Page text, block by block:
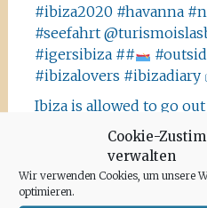
Cookie-
verwalten
Wir verwenden Cookies, um unsere
optimieren.
#ibiza2020 #havanna
#seefahrt
#igersibiza ##
#ibizalovers #ibizadiary
Ibiza is allowed to go
beauty of the island,
for some hours a day at
recommend the Santa
Corona-walk